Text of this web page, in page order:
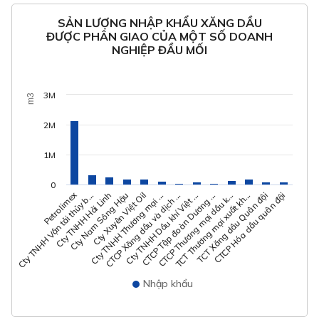
m3
SẢN LƯỢNG NHẬP KHẨU XĂNG DẦU
ĐƯỢC PHÂN GIAO CỦA MỘT SỐ DOANH
NGHIỆP ĐẦU MỐI
Nhập khẩu
Petrolimex
Cty TNHH Vận tải thủy b…
Cty TNHH Hải Linh
Cty Nam Sông Hậu
Cty Xuyên Việt Oil
Cty TNHH Thương mại …
CTCP Xăng dầu và dịch …
Cty TNHH Dầu khí Việt …
CTCP Tập đoàn Dương …
CTCP Thương mại dầu k…
TCT Thương mại xuất kh…
TCT Xăng dầu Quân đội
CTCP Hóa dầu quân đội
0
1M
2M
3M